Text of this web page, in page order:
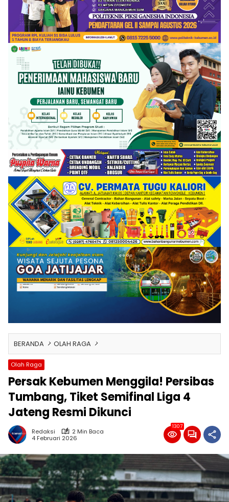
BERANDA OLAH RAGA
Olah Raga
Persak Kebumen Menggila! Persibas
Tumbang, Tiket Semifinal Liga 4
Jateng Resmi Dikunci
Redaksi
2 Min Baca
4 Februari 2026
1307